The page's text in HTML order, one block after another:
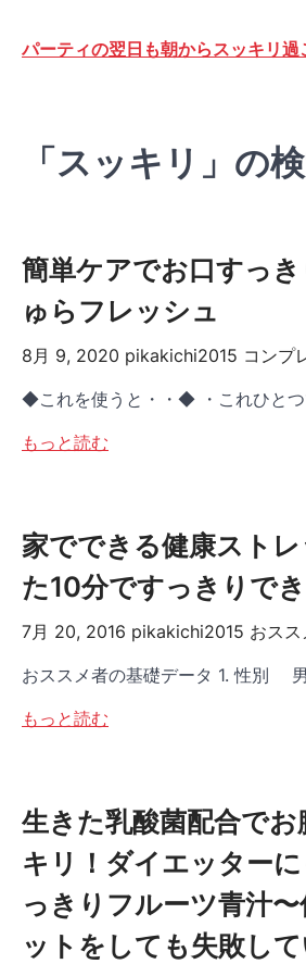
パーティの翌日も朝からスッキリ過
「スッキリ」の
簡単ケアでお口すっ
ゅらフレッシュ
8月 9, 2020 pikakichi2015 コンプ
◆これを使うと・・◆ ・これひとつ
もっと読む
家でできる健康スト
た10分ですっきりでき
7月 20, 2016 pikakichi2015 おス
おススメ者の基礎データ 1. 性別 男
もっと読む
生きた乳酸菌配合でお
キリ！ダイエッター
っきりフルーツ青汁
ットをしても失敗し